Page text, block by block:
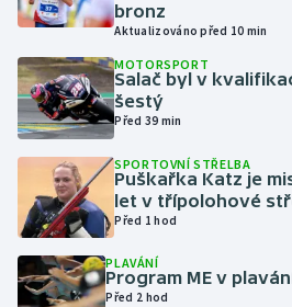
Házená
Jezdectví
Judo
Krasobruslení
Lezení
Lyže a snowboard
bronz
Aktualizováno před 10 min
MOTORSPORT
Salač byl v
šestý
Před 39 min
SPORTOVNÍ STŘELBA
Puškařka Katz je
let v třípolohové
Před 1 hod
PLAVÁNÍ
Program ME v
Před 2 hod